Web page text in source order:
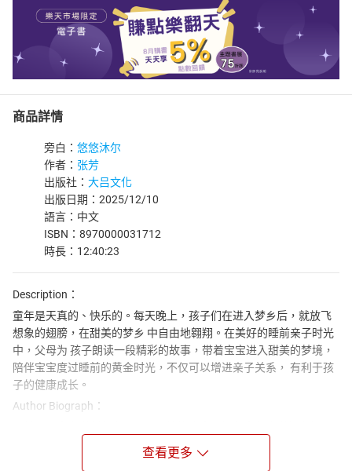
商品詳情
旁白： 悠悠沐尔
作者： 张芳
出版社： 大吕文化
出版日期：2025/12/10
語言：中文
ISBN：8970000031712
時長：12:40:23
Description：
童年是天真的、快乐的。每天晚上，孩子们在进入梦乡后，就放飞
想象的翅膀，在甜美的梦乡 中自由地翱翔。在美好的睡前亲子时光
中，父母为 孩子朗读一段精彩的故事，带着宝宝进入甜美的梦境，
陪伴宝宝度过睡前的黄金时光，不仅可以增进亲子关系， 有利于孩
子的健康成长。
Author Biograph：
验，核心创作方向为 “儿童成长故事”“亲子共读内容”，擅长以温暖的
故事传递正向价值观，同时兼顾儿童的认知特点与阅读兴趣。她的
查看更多